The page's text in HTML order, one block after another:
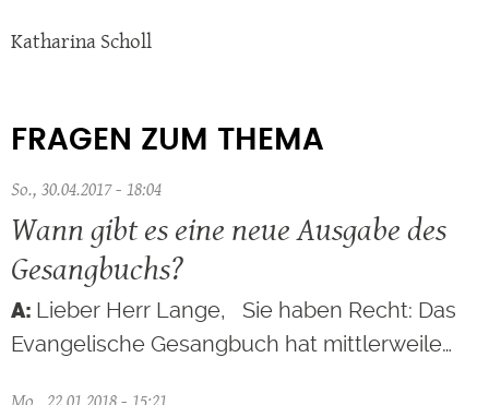
Katharina Scholl
FRAGEN ZUM THEMA
So., 30.04.2017 - 18:04
Wann gibt es eine neue Ausgabe des
Gesangbuchs?
Lieber Herr Lange, Sie haben Recht: Das
Evangelische Gesangbuch hat mittlerweile…